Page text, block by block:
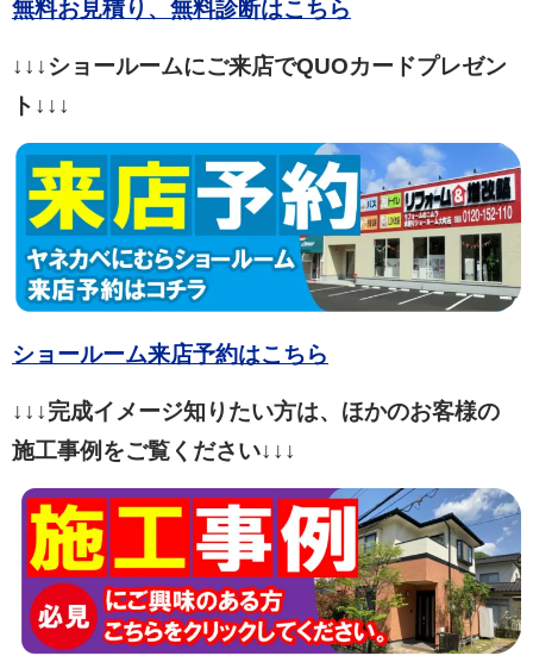
無料お見積り、無料診断はこちら
↓↓↓ショールームにご来店でQUOカードプレゼン
ト↓↓↓
ショールーム来店予約はこちら
↓↓↓完成イメージ知りたい方は、ほかのお客様の
施工事例をご覧ください↓↓↓